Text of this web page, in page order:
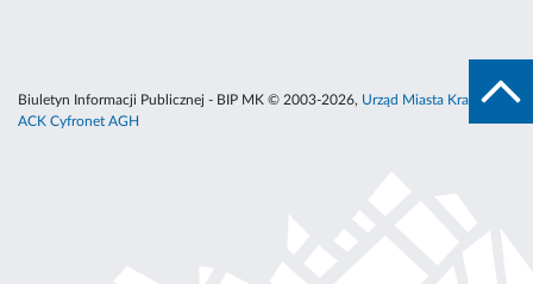
Biuletyn Informacji Publicznej - BIP MK © 2003-2026, Urząd Miasta Krakowa
ACK Cyfronet AGH